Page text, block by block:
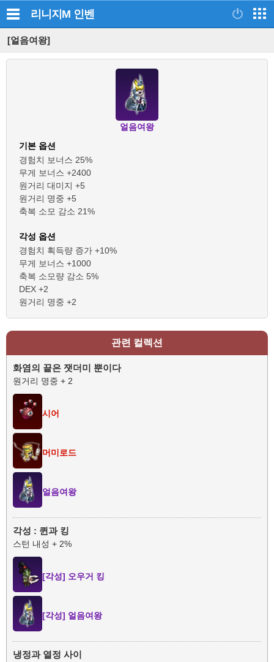
리니지M 인벤
[얼음여왕]
얼음여왕
기본 옵션
경험치 보너스 25%
무게 보너스 +2400
원거리 대미지 +5
원거리 명중 +5
축복 소모 감소 21%
각성 옵션
경험치 획득량 증가 +10%
무게 보너스 +1000
축복 소모량 감소 5%
DEX +2
원거리 명중 +2
관련 컬렉션
화염의 끝은 잿더미 뿐이다
원거리 명중 + 2
시어
머미로드
얼음여왕
각성 : 퀸과 킹
스턴 내성 + 2%
[각성] 오우거 킹
[각성] 얼음여왕
냉정과 열정 사이